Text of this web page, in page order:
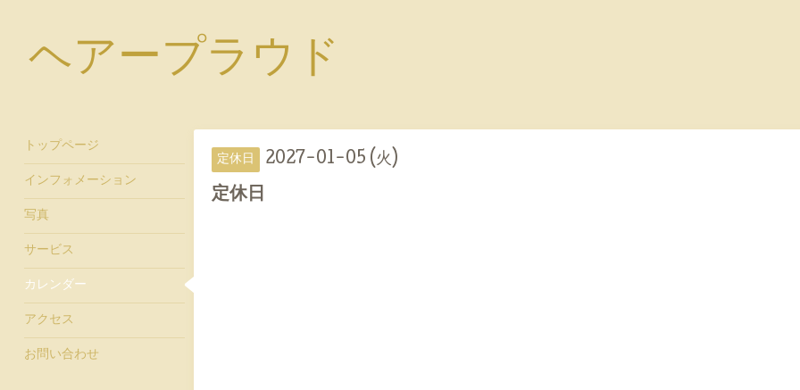
ヘアープラウド
定休日 2027-01-05 (火)
定休日
トップページ
インフォメーション
写真
サービス
カレンダー
アクセス
お問い合わせ